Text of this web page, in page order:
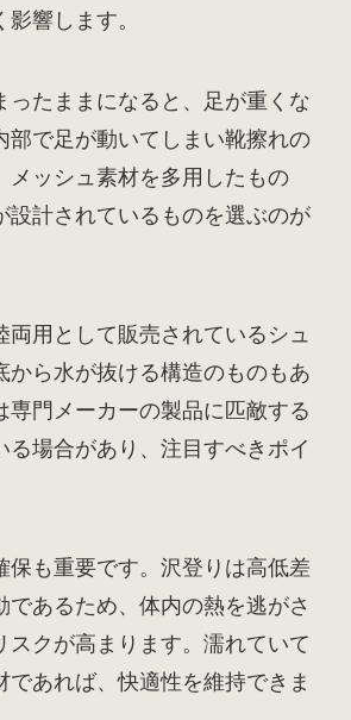
響します。
ったままになると、足が重くな
部で足が動いてしまい靴擦れの
メッシュ素材を多用したもの
設計されているものを選ぶのが
両用として販売されているシュ
から水が抜ける構造のものもあ
専門メーカーの製品に匹敵する
る場合があり、注目すべきポイ
保も重要です。沢登りは高低差
であるため、体内の熱を逃がさ
スクが高まります。濡れていて
であれば、快適性を維持できま